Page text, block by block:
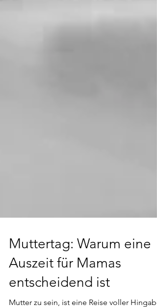
Muttertag: Warum eine
Auszeit für Mamas
entscheidend ist